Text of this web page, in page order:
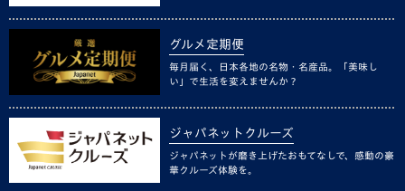
グルメ定期便
毎月届く、日本各地の名物・名産品。「美味し
い」で生活を変えませんか？
ジャパネットクルーズ
ジャパネットが磨き上げたおもてなしで、感動の豪
華クルーズ体験を。